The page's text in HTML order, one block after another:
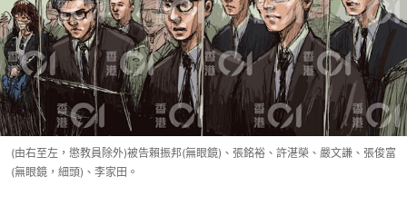
(由右至左，懲教員除外)被告賴振邦(無眼鏡)、張銘裕、許湛榮、嚴文謙、張俊富
(無眼鏡，細頭)、李家田。